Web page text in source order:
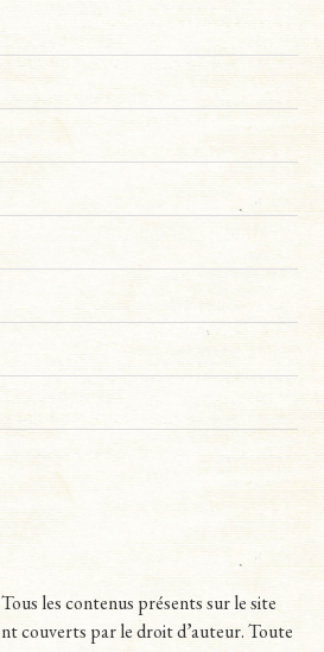
les contenus présents sur le site
couverts par le droit d’auteur. Toute